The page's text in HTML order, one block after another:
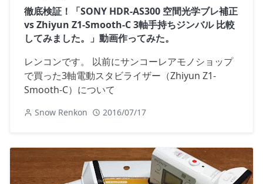
徹底検証！「SONY HDR-AS300 空間光学ブレ補正
vs Zhiyun Z1-Smooth-C 3軸手持ちジンバル 比較
してみました。」動画作ってみた。
レンコンです。 以前にサンコーレアモノショップ
で買った3軸電動スタビライザー（Zhiyun Z1-
Smooth-C）について
Snow Renkon 2016/07/17